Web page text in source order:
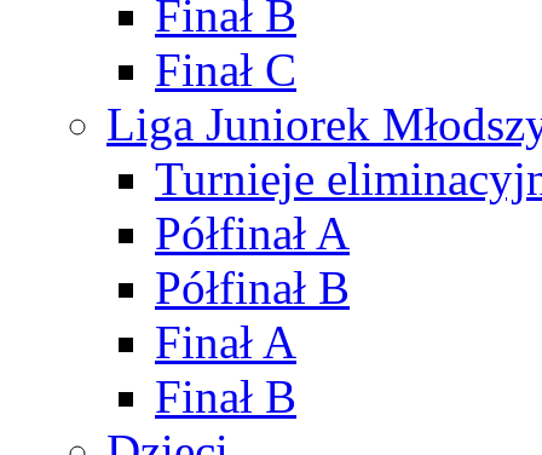
Finał B
Finał C
Liga Juniorek
Turnieje
Półfinał A
Półfinał B
Finał A
Finał B